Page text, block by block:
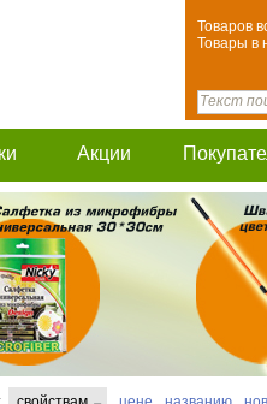
Товаров
Товары в
Акции